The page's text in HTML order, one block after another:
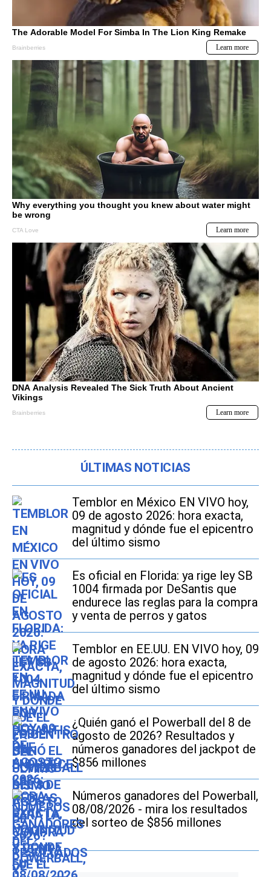
ÚLTIMAS NOTICIAS
Temblor en México EN VIVO hoy,
09 de agosto 2026: hora exacta,
magnitud y dónde fue el epicentro
del último sismo
Es oficial en Florida: ya rige ley SB
1004 firmada por DeSantis que
endurece las reglas para la compra
y venta de perros y gatos
Temblor en EE.UU. EN VIVO hoy, 09
de agosto 2026: hora exacta,
magnitud y dónde fue el epicentro
del último sismo
¿Quién ganó el Powerball del 8 de
agosto de 2026? Resultados y
números ganadores del jackpot de
$856 millones
Números ganadores del Powerball,
08/08/2026 - mira los resultados
del sorteo de $856 millones